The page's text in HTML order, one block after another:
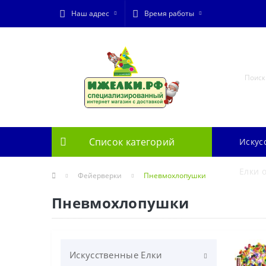
Наш адрес Время работы
Список категорий
Елки
Фейерверки Пневмохлопушки
Пневмохлопушки
Искусственные Елки